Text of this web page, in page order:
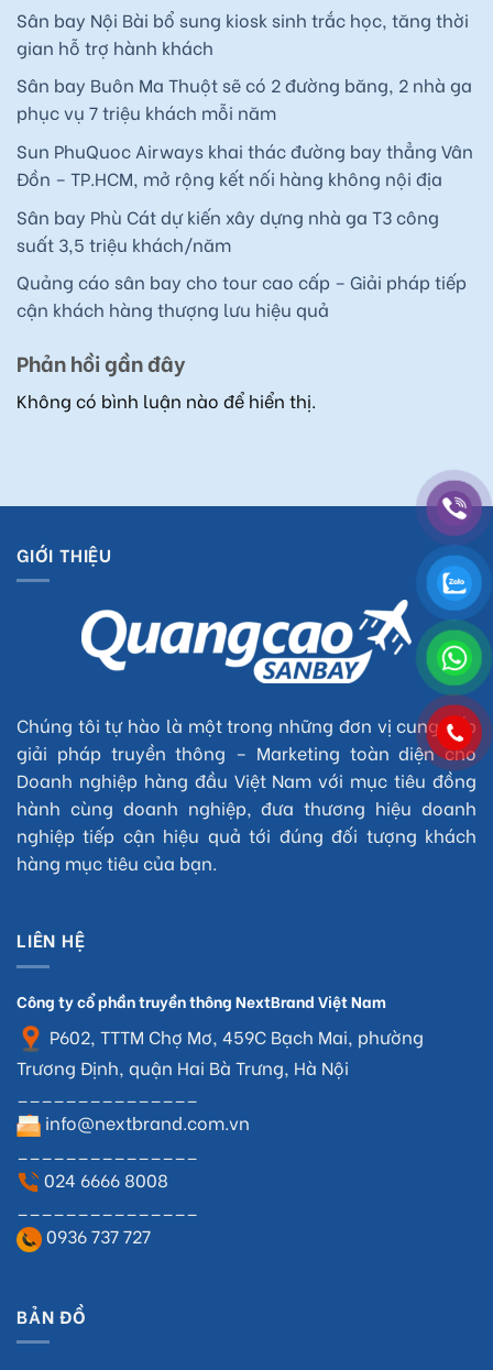
Sân bay Nội Bài bổ sung kiosk sinh trắc học, tăng thời
gian hỗ trợ hành khách
Sân bay Buôn Ma Thuột sẽ có 2 đường băng, 2 nhà ga
phục vụ 7 triệu khách mỗi năm
Sun PhuQuoc Airways khai thác đường bay thẳng Vân
Đồn – TP.HCM, mở rộng kết nối hàng không nội địa
Sân bay Phù Cát dự kiến xây dựng nhà ga T3 công
suất 3,5 triệu khách/năm
Quảng cáo sân bay cho tour cao cấp – Giải pháp tiếp
cận khách hàng thượng lưu hiệu quả
Phản hồi gần đây
Không có bình luận nào để hiển thị.
GIỚI THIỆU
Chúng tôi tự hào là một trong những đơn vị cung cấp
giải pháp truyền thông – Marketing toàn diện cho
Doanh nghiệp hàng đầu Việt Nam với mục tiêu đồng
hành cùng doanh nghiệp, đưa thương hiệu doanh
nghiệp tiếp cận hiệu quả tới đúng đối tượng khách
hàng mục tiêu của bạn.
LIÊN HỆ
Công ty cổ phần truyền thông NextBrand Việt Nam
P602, TTTM Chợ Mơ, 459C Bạch Mai, phường
Trương Định, quận Hai Bà Trưng, Hà Nội
_______________
info@nextbrand.com.vn
_______________
024 6666 8008
_______________
0936 737 727
BẢN ĐỒ